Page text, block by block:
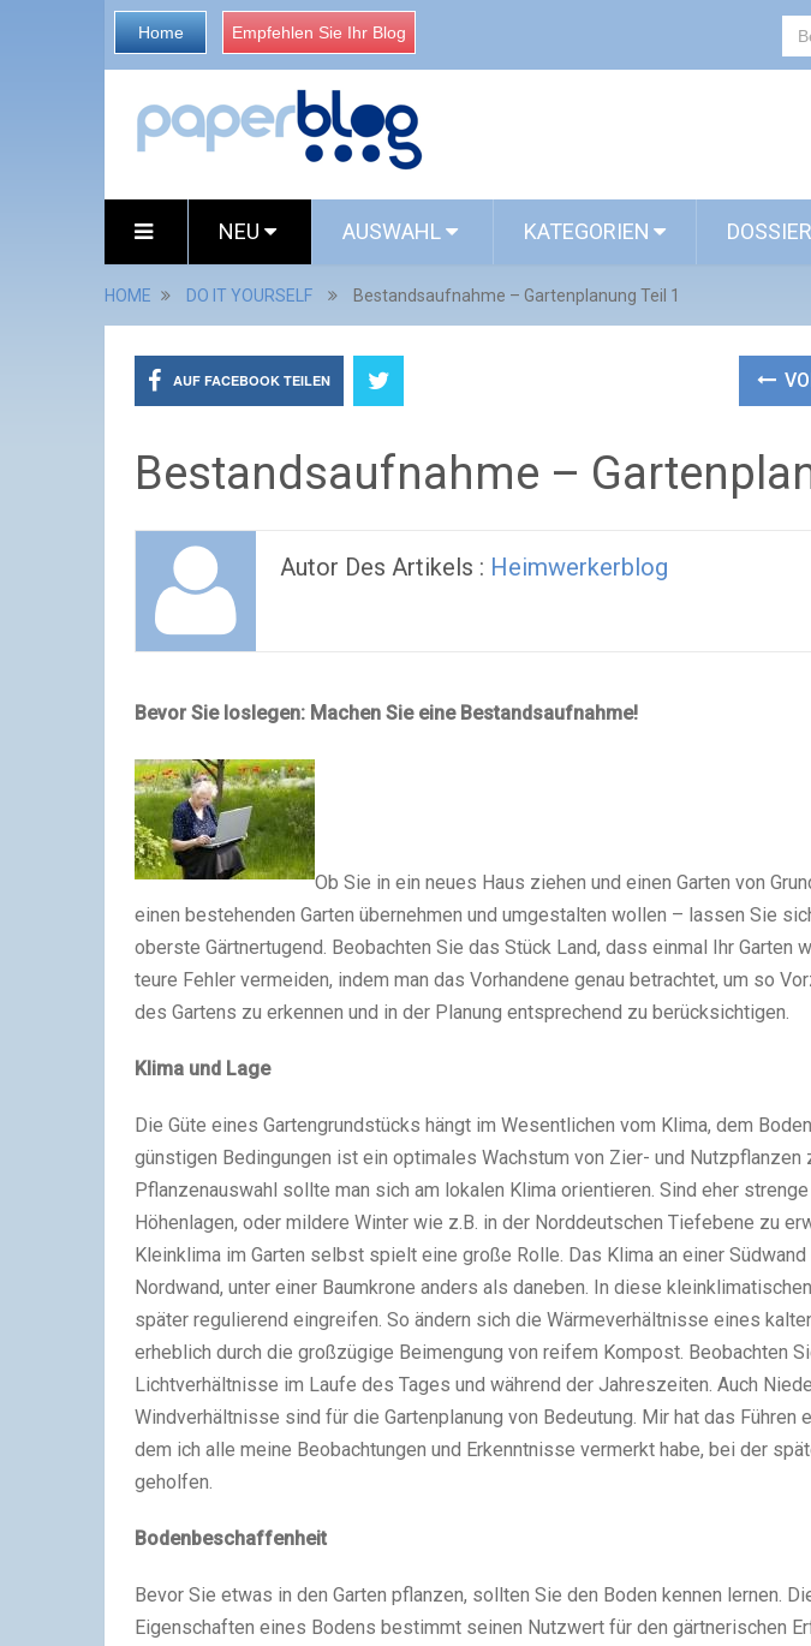
Home Empfehlen Sie Ihr Blog
NEU AUSWAHL KATEGORIEN
HOME DO IT YOURSELF Bestandsaufnahme – Gartenplanung Teil 1
AUF FACEBOOK TEILEN
Bestandsaufnahme –
Autor Des Artikels : Heimwerkerblog
Bevor Sie loslegen: Machen Sie eine Bestandsaufnahme!
Ob Sie in ein neues Haus ziehen und einen Garten von
einen bestehenden Garten übernehmen und umgestalten wollen – lassen Sie
oberste Gärtnertugend. Beobachten Sie das Stück Land, dass einmal Ihr Garten
teure Fehler vermeiden, indem man das Vorhandene genau betrachtet, um so
des Gartens zu erkennen und in der Planung entsprechend zu berücksichtigen.
Klima und Lage
Die Güte eines Gartengrundstücks hängt im Wesentlichen vom Klima, dem
günstigen Bedingungen ist ein optimales Wachstum von Zier- und Nutzpflanzen
Pflanzenauswahl sollte man sich am lokalen Klima orientieren. Sind eher
Höhenlagen, oder mildere Winter wie z.B. in der Norddeutschen Tiefebene zu
Kleinklima im Garten selbst spielt eine große Rolle. Das Klima an einer
Nordwand, unter einer Baumkrone anders als daneben. In diese
später regulierend eingreifen. So ändern sich die Wärmeverhältnisse eines
erheblich durch die großzügige Beimengung von reifem Kompost. Beobachten
Lichtverhältnisse im Laufe des Tages und während der Jahreszeiten. Auch
Windverhältnisse sind für die Gartenplanung von Bedeutung. Mir hat das Führen
dem ich alle meine Beobachtungen und Erkenntnisse vermerkt habe, bei der
geholfen.
Bodenbeschaffenheit
Bevor Sie etwas in den Garten pflanzen, sollten Sie den Boden kennen lernen.
Eigenschaften eines Bodens bestimmt seinen Nutzwert für den gärtnerischen